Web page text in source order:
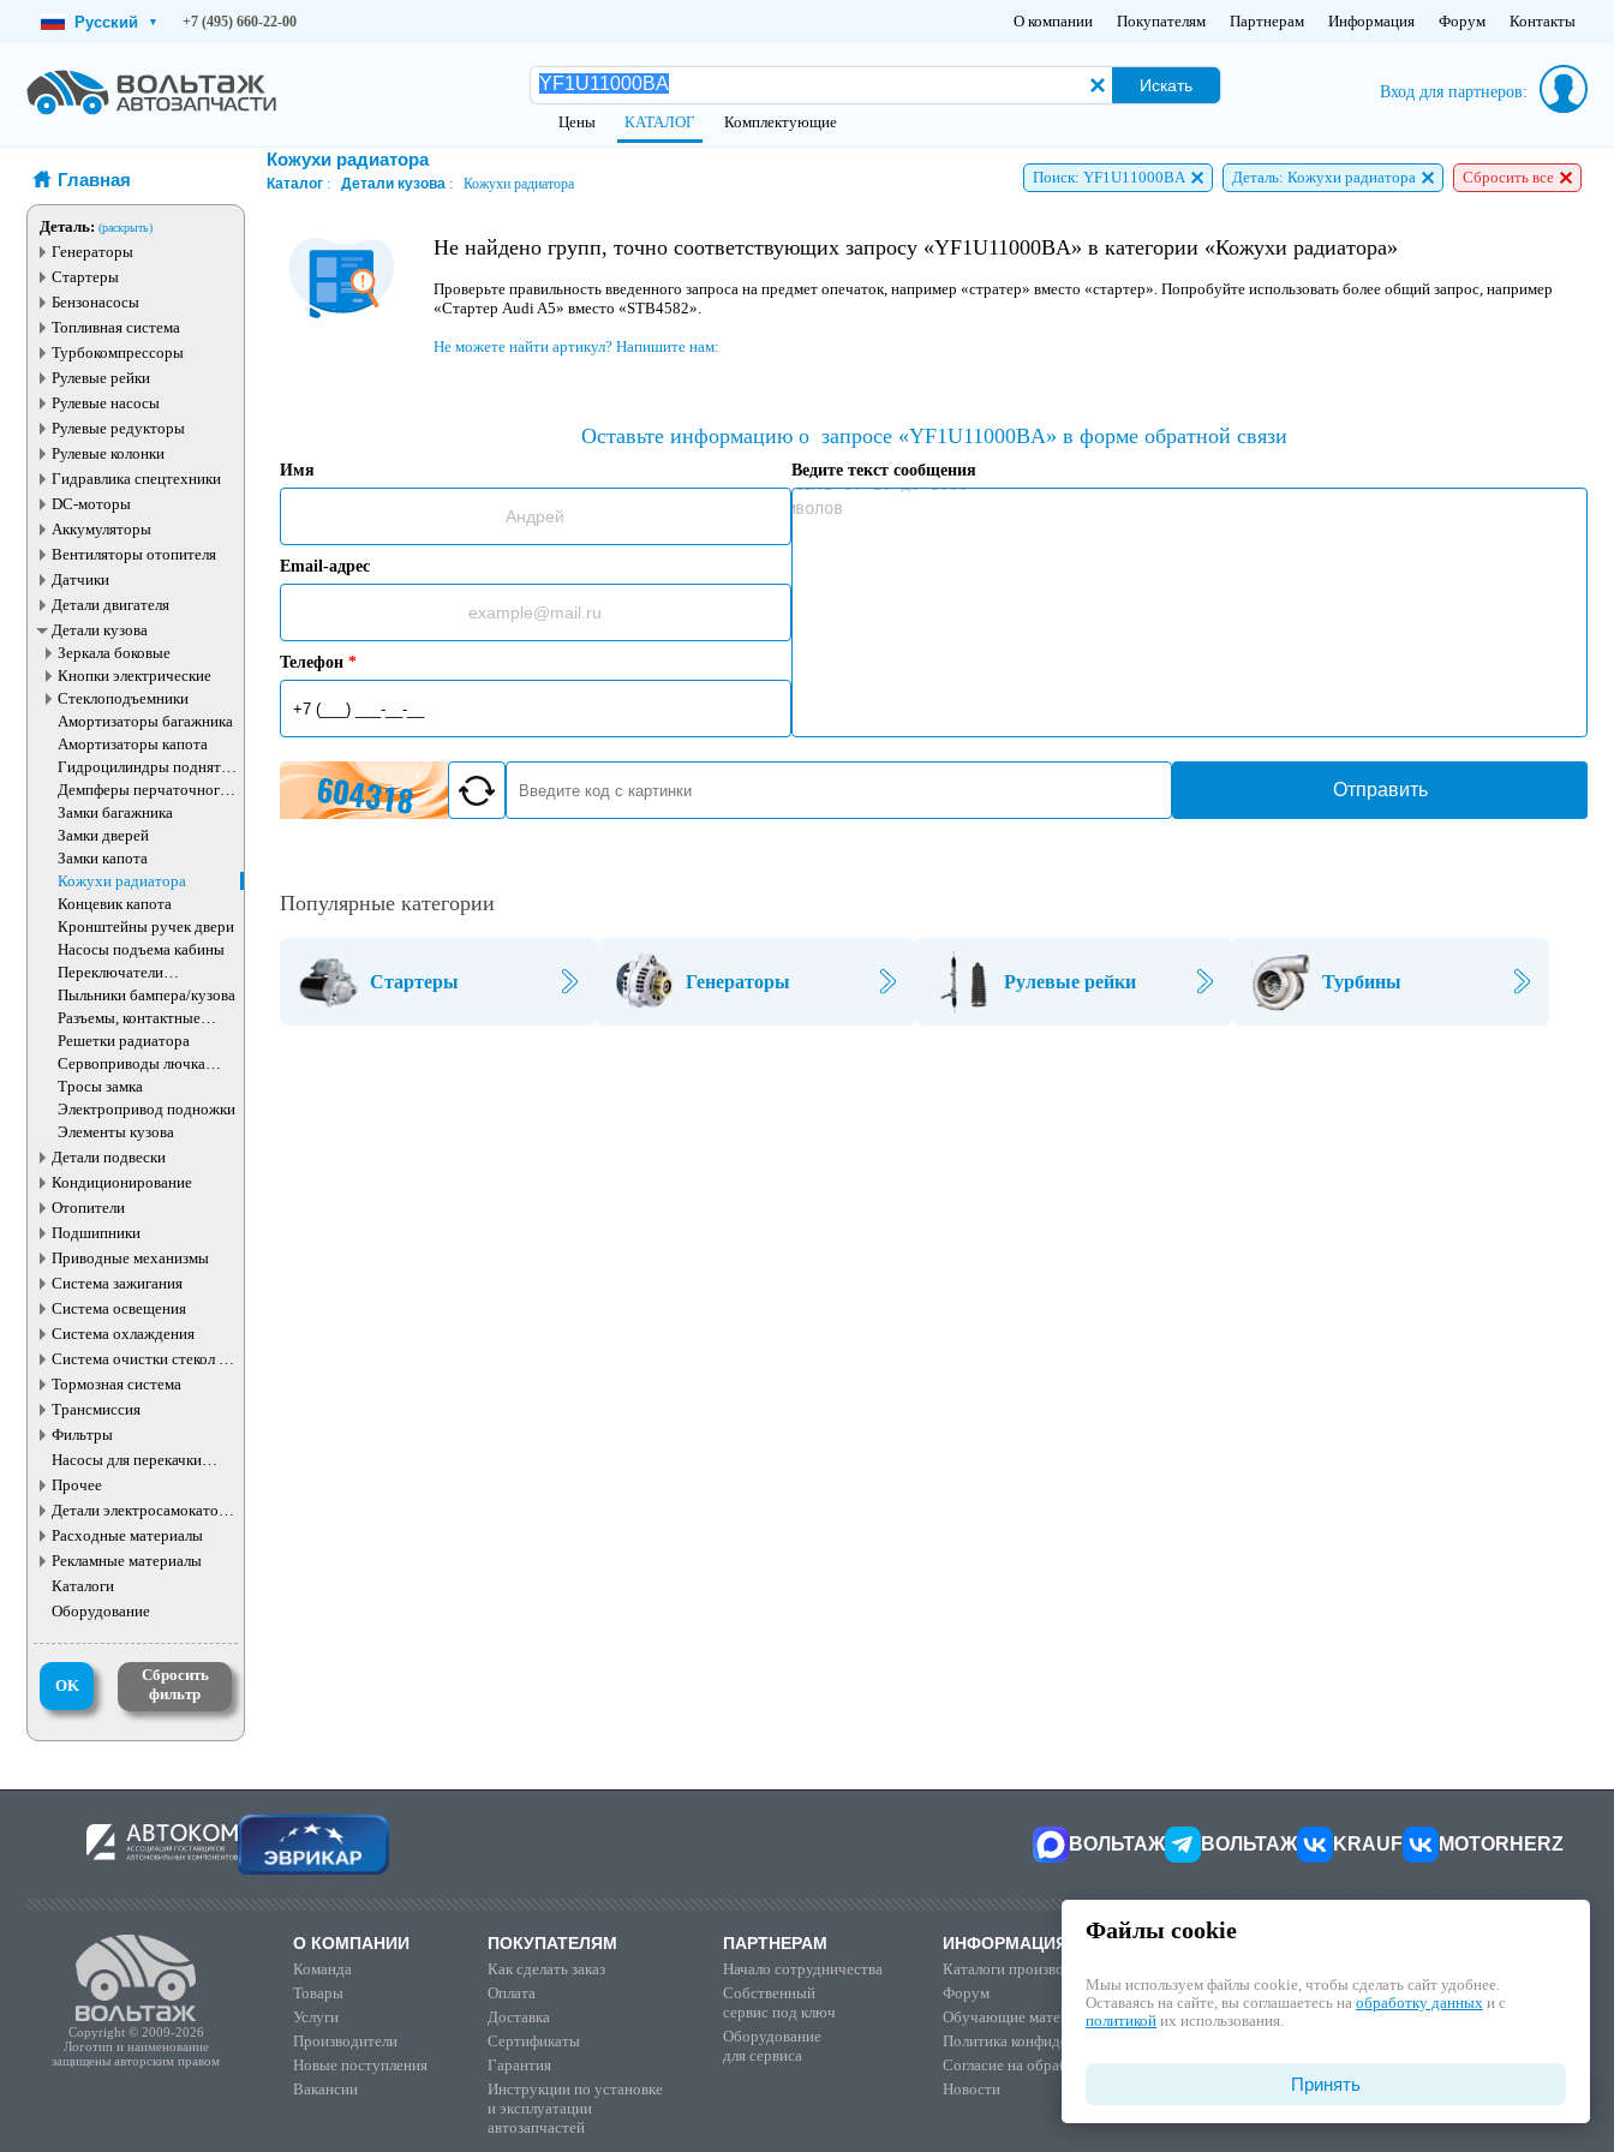
Русский ▾ +7 (495) 660-22-00 О компании Покупателям Партнерам Информация Форум Контакты
Искать
Цены КАТАЛОГ Комплектующие
Вход для партнеров:
Главная
Деталь: (раскрыть)
Генераторы
Стартеры
Бензонасосы
Топливная система
Турбокомпрессоры
Рулевые рейки
Рулевые насосы
Рулевые редукторы
Рулевые колонки
Гидравлика спецтехники
DC-моторы
Аккумуляторы
Вентиляторы отопителя
Датчики
Детали двигателя
Детали кузова
Зеркала боковые
Кнопки электрические
Стеклоподъемники
Амортизаторы багажника
Амортизаторы капота
Гидроцилиндры поднятия
кабины
Демпферы перчаточного
ящика
Замки багажника
Замки дверей
Замки капота
Кожухи радиатора
Концевик капота
Кронштейны ручек двери
Насосы подъема кабины
Переключатели
подрулевые
Пыльники бампера/кузова
Разъемы, контактные
группы
Решетки радиатора
Сервоприводы лючка
бензобака
Тросы замка
Электропривод подножки
Элементы кузова
Детали подвески
Кондиционирование
Отопители
Подшипники
Приводные механизмы
Система зажигания
Система освещения
Система охлаждения
Система очистки стекол и
фар
Тормозная система
Трансмиссия
Фильтры
Насосы для перекачки
жидкостей
Прочее
Детали электросамокатов и
электротранспорта
Расходные материалы
Рекламные материалы
Каталоги
Оборудование
OK
Сбросить
фильтр
Кожухи радиатора
Каталог Детали кузова Кожухи радиатора Поиск: YF1U11000BA Деталь: Кожухи радиатора Сбросить все
Не найдено групп, точно соответствующих запросу «YF1U11000BA» в категории «Кожухи радиатора»
Проверьте правильность введенного запроса на предмет опечаток, например «стратер» вместо «стартер». Попробуйте использовать более общий запрос, например
«Стартер Audi A5» вместо «STB4582».
Не можете найти артикул? Напишите нам:
Оставьте информацию о запросе «YF1U11000BA» в форме обратной связи
Имя
Email-адрес
Телефон *
Ведите текст сообщения
Отправить
Популярные категории
Стартеры Генераторы Рулевые рейки Турбины
ВОЛЬТАЖ ВОЛЬТАЖ KRAUF MOTORHERZ
Copyright © 2009-2026
Логотип и наименование
защищены авторским правом
О КОМПАНИИ
Команда
Товары
Услуги
Производители
Новые поступления
Вакансии
ПОКУПАТЕЛЯМ
Как сделать заказ
Оплата
Доставка
Сертификаты
Гарантия
Инструкции по установке
и эксплуатации
автозапчастей
ПАРТНЕРАМ
Начало сотрудничества
Собственный
сервис под ключ
Оборудование
для сервиса
ИНФОРМАЦИЯ
Каталоги производителей
Форум
Обучающие материалы
Политика конфиденциальности
Согласие на обработку ПД
Новости
КОНТАКТЫ
Как связаться
Наши реквизиты
Файлы cookie
Мыы используем файлы cookie, чтобы cделать сайт удобнее.
Оставаясь на сайте, вы соглашаетесь на обработку данных и с
политикой их использования.